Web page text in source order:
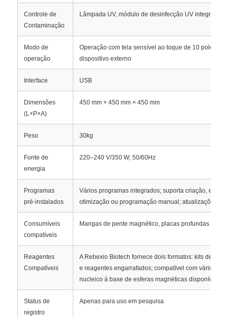
Visita à fábrica
Controle de qualidade
Contacte-nos
Notícias
Solicite um orçamento
extracção de ácidos nucleicos por contas magnéticas
Kit de extracção de ADN / ARN
Microesferas Magnéticas NGS
Esferas magnéticas de triagem de células
Controle de
Contaminação
Lâmpada UV, módulo de desinfecção UV integrado
Modo de
operação
Operação com tela sensível ao toque de 10
dispositivo externo
Interface USB
Dimensões
(L×P×A)
450 mm × 450 mm × 450 mm
Peso 30kg
Fonte de
energia
220–240 V/350 W; 50/60Hz
Programas
pré-instalados
Vários programas integrados; suporta criação,
otimização ou programação manual; atualizações
Consumíveis
compatíveis
Mangas de pente magnético, placas profundas de 96
Reagentes
Compatíveis
A Rebexio Biotech fornece dois formatos: kits de
e reagentes engarrafados; compatível com vários
nucleico à base de esferas magnéticas disponíveis
Status de
registro
Apenas para uso em pesquisa